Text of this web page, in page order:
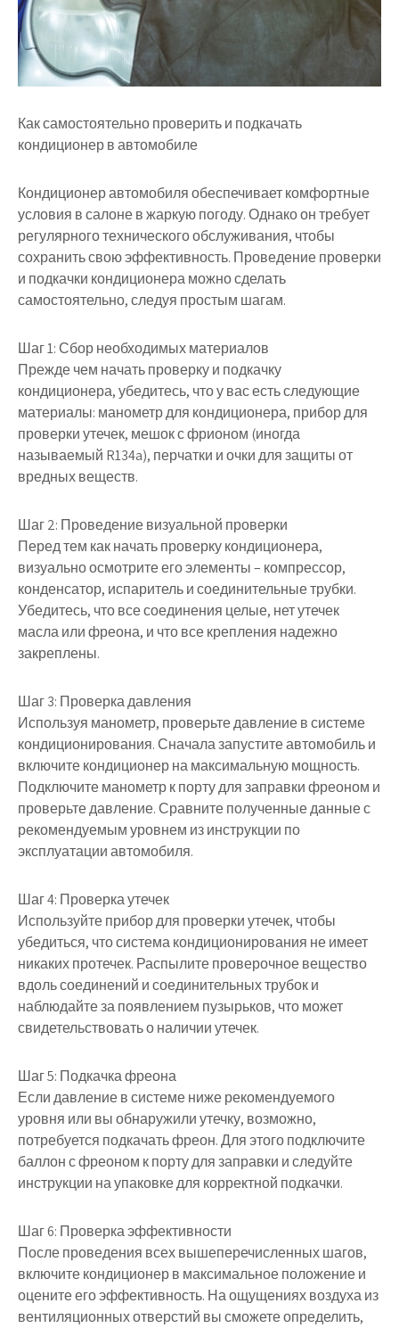
Как самостоятельно проверить и подкачать
кондиционер в автомобиле
Кондиционер автомобиля обеспечивает комфортные
условия в салоне в жаркую погоду. Однако он требует
регулярного технического обслуживания, чтобы
сохранить свою эффективность. Проведение проверки
и подкачки кондиционера можно сделать
самостоятельно, следуя простым шагам.
Шаг 1: Сбор необходимых материалов
Прежде чем начать проверку и подкачку
кондиционера, убедитесь, что у вас есть следующие
материалы: манометр для кондиционера, прибор для
проверки утечек, мешок с фрионом (иногда
называемый R134a), перчатки и очки для защиты от
вредных веществ.
Шаг 2: Проведение визуальной проверки
Перед тем как начать проверку кондиционера,
визуально осмотрите его элементы – компрессор,
конденсатор, испаритель и соединительные трубки.
Убедитесь, что все соединения целые, нет утечек
масла или фреона, и что все крепления надежно
закреплены.
Шаг 3: Проверка давления
Используя манометр, проверьте давление в системе
кондиционирования. Сначала запустите автомобиль и
включите кондиционер на максимальную мощность.
Подключите манометр к порту для заправки фреоном и
проверьте давление. Сравните полученные данные с
рекомендуемым уровнем из инструкции по
эксплуатации автомобиля.
Шаг 4: Проверка утечек
Используйте прибор для проверки утечек, чтобы
убедиться, что система кондиционирования не имеет
никаких протечек. Распылите проверочное вещество
вдоль соединений и соединительных трубок и
наблюдайте за появлением пузырьков, что может
свидетельствовать о наличии утечек.
Шаг 5: Подкачка фреона
Если давление в системе ниже рекомендуемого
уровня или вы обнаружили утечку, возможно,
потребуется подкачать фреон. Для этого подключите
баллон с фреоном к порту для заправки и следуйте
инструкции на упаковке для корректной подкачки.
Шаг 6: Проверка эффективности
После проведения всех вышеперечисленных шагов,
включите кондиционер в максимальное положение и
оцените его эффективность. На ощущениях воздуха из
вентиляционных отверстий вы сможете определить,